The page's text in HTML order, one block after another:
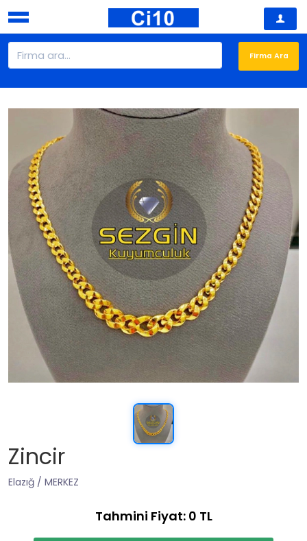
Zincir
Elazığ / MERKEZ
Tahmini Fiyat: 0 TL